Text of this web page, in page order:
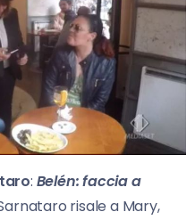
: Belén: faccia a
risale a Mary,